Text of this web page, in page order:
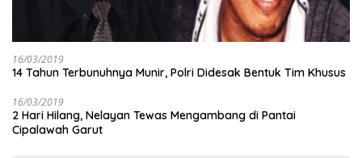
16/03/2019
14 Tahun Terbunuhnya Munir, Polri Didesak Bentuk Tim Khusus
16/03/2019
2 Hari Hilang, Nelayan Tewas Mengambang di Pantai
Cipalawah Garut